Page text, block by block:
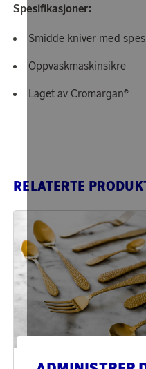
Spesifikasjoner:
Smidde kniver med
Oppvaskmaskinsikre
Laget av Cromargan®
RELATERTE
Vargen & Thor